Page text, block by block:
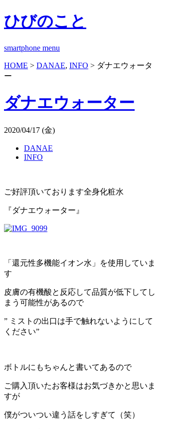
ひびのこと
smartphone menu
HOME > DANAE, INFO > ダナエウォータ
ー
ダナエウォーター
2020/04/17 (金)
DANAE
INFO
ご好評頂いております全身化粧水
『ダナエウォーター』
「還元性多機能イオン水」を使用していま
す
皮膚の有機酸と反応して品質が低下してし
まう可能性があるので
” ミストの出口は手で触れないようにして
ください”
ボトルにもちゃんと書いてあるので
ご購入頂いたお客様はお気づきかと思いま
すが
僕がついつい違う話をしすぎて（笑）